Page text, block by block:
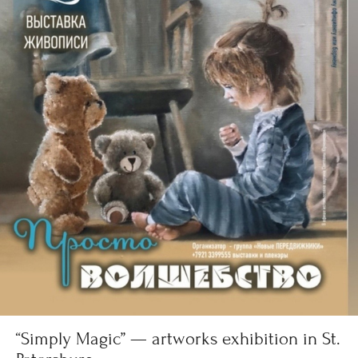
“Simply Magic” — artworks exhibition in St.